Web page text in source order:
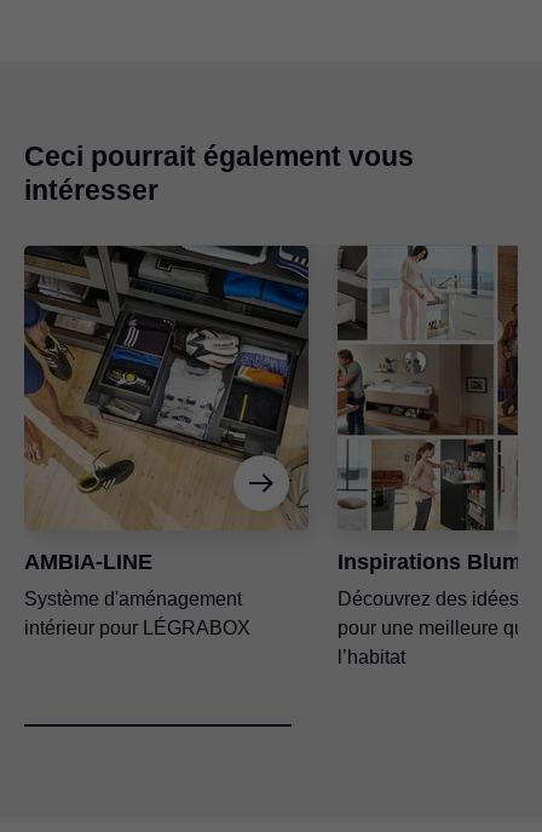
Ceci pourrait également vous
intéresser
AMBIA-LINE
Système d'aménagement
intérieur pour LÉGRABOX
Inspirations Blum
Découvrez des idées
pour une meilleure
l’habitat